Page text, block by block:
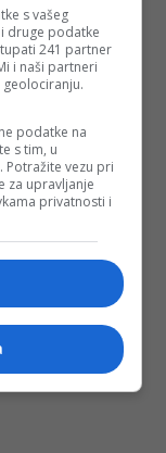
s vašeg
druge podatke
241 partner
i naši partneri
podatke na
s tim, u
Potražite vezu pri
za upravljanje
privatnosti i